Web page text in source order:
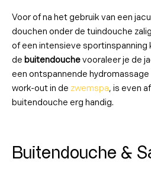
Voor of na het gebruik van een
douchen onder de tuindouche
of een intensieve sportinspanning
de buitendouchevooraleer je de
een ontspannende
work-out in de zwemspa, is even
buitendouche erg handig.
Buitendouche &